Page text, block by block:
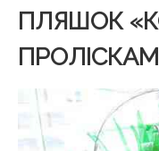
ПЛЯШОК